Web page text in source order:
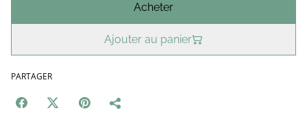
Acheter
Ajouter au panier
PARTAGER